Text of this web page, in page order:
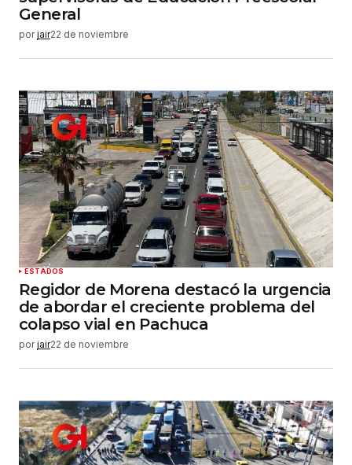
General
por jair22 de noviembre
ESTADOS
Regidor de Morena destacó la urgencia
de abordar el creciente problema del
colapso vial en Pachuca
por jair22 de noviembre